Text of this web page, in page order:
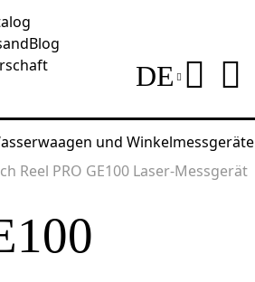
Blog
DE
und Winkelmessgeräte
Reel PRO GE100 Laser-Messgerät